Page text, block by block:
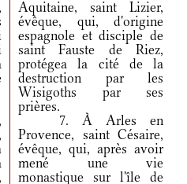
Aquitaine, saint Lizier,
évêque, qui, d'origine
espagnole et disciple de
saint Fauste de Riez,
protégea la cité de la
destruction par les
Wisigoths par ses
prières.
7. À Arles en
Provence, saint Césaire,
évêque, qui, après avoir
mené une vie
monastique sur l'île de